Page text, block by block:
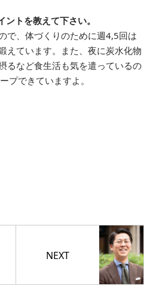
トを教えて下さい。
で、体づくりのために週4,5回は
えています。また、夜に炭水化物
るなど食生活も気を遣っているの
プできていますよ。
NEXT